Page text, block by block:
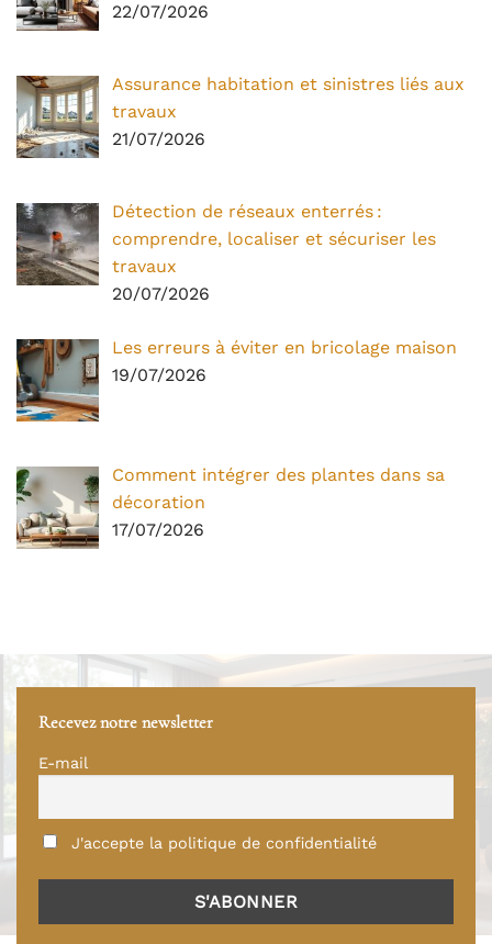
22/07/2026
Assurance habitation et sinistres liés aux
travaux
21/07/2026
Détection de réseaux enterrés :
comprendre, localiser et sécuriser les
travaux
20/07/2026
Les erreurs à éviter en bricolage maison
19/07/2026
Comment intégrer des plantes dans sa
décoration
17/07/2026
Recevez notre newsletter
E-mail
J'accepte la politique de confidentialité